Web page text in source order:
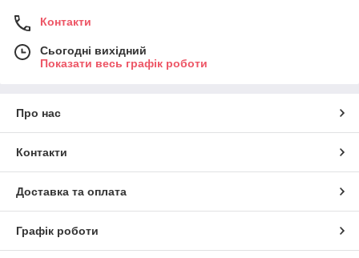
Контакти
Сьогодні вихідний
Показати весь графік роботи
Про нас
Контакти
Доставка та оплата
Графік роботи